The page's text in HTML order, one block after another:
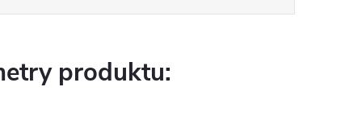
produktu: